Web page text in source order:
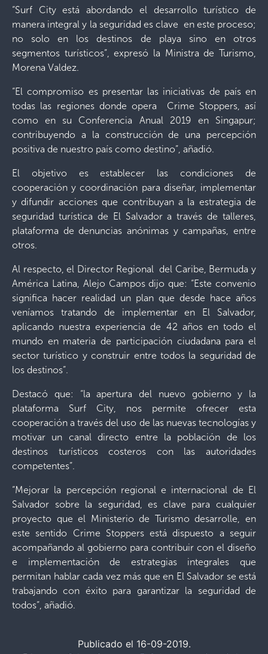
“Surf City está abordando el desarrollo turístico de
manera integral y la seguridad es clave en este proceso;
no solo en los destinos de playa sino en otros
segmentos turísticos”, expresó la Ministra de Turismo,
Morena Valdez.
“El compromiso es presentar las iniciativas de país en
todas las regiones donde opera Crime Stoppers, así
como en su Conferencia Anual 2019 en Singapur;
contribuyendo a la construcción de una percepción
positiva de nuestro país como destino”, añadió.
El objetivo es establecer las condiciones de
cooperación y coordinación para diseñar, implementar
y difundir acciones que contribuyan a la estrategia de
seguridad turística de El Salvador a través de talleres,
plataforma de denuncias anónimas y campañas, entre
otros.
Al respecto, el Director Regional del Caribe, Bermuda y
América Latina, Alejo Campos dijo que: “Este convenio
significa hacer realidad un plan que desde hace años
veníamos tratando de implementar en El Salvador,
aplicando nuestra experiencia de 42 años en todo el
mundo en materia de participación ciudadana para el
sector turístico y construir entre todos la seguridad de
los destinos”.
Destacó que: “la apertura del nuevo gobierno y la
plataforma Surf City, nos permite ofrecer esta
cooperación a través del uso de las nuevas tecnologías y
motivar un canal directo entre la población de los
destinos turísticos costeros con las autoridades
competentes”.
“Mejorar la percepción regional e internacional de El
Salvador sobre la seguridad, es clave para cualquier
proyecto que el Ministerio de Turismo desarrolle, en
este sentido Crime Stoppers está dispuesto a seguir
acompañando al gobierno para contribuir con el diseño
e implementación de estrategias integrales que
permitan hablar cada vez más que en El Salvador se está
trabajando con éxito para garantizar la seguridad de
todos”, añadió.
Publicado el 16-09-2019.